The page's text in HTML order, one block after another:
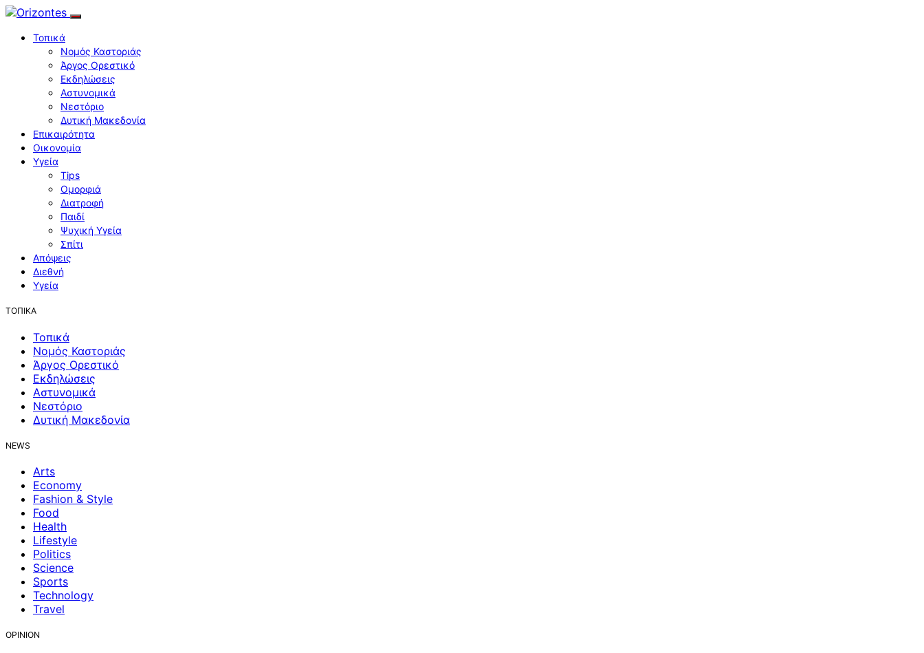
Τοπικά
Νομός Καστοριάς
Άργος Ορεστικό
Εκδηλώσεις
Αστυνομικά
Νεστόριο
Δυτική Μακεδονία
Επικαιρότητα
Οικονομία
Υγεία
Tips
Ομορφιά
Διατροφή
Παιδί
Ψυχική Υγεία
Σπίτι
Απόψεις
Διεθνή
Υγεία
ΤΟΠΙΚΑ
Τοπικά
Νομός Καστοριάς
Άργος Ορεστικό
Εκδηλώσεις
Αστυνομικά
Νεστόριο
Δυτική Μακεδονία
NEWS
Arts
Economy
Fashion & Style
Food
Health
Lifestyle
Politics
Science
Sports
Technology
Travel
OPINION